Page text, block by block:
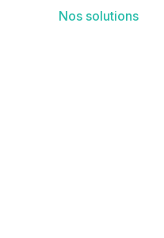
Nos solutions